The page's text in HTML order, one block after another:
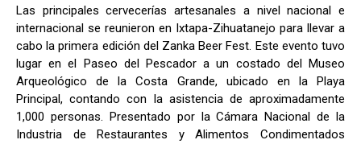
Las principales cervecerías artesanales a nivel nacional e
internacional se reunieron en Ixtapa-Zihuatanejo para llevar a
cabo la primera edición del Zanka Beer Fest. Este evento tuvo
lugar en el Paseo del Pescador a un costado del Museo
Arqueológico de la Costa Grande, ubicado en la Playa
Principal, contando con la asistencia de aproximadamente
1,000 personas. Presentado por la Cámara Nacional de la
Industria de Restaurantes y Alimentos Condimentados